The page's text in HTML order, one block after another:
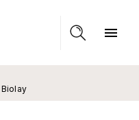
CONTENU
menu